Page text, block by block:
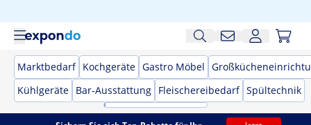
Marktbedarf Kochgeräte Gastro Möbel
Kühlgeräte Bar-Ausstattung Fleischereibedarf Spültechnik